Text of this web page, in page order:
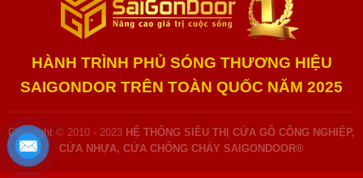
HÀNH TRÌNH PHỦ SÓNG THƯƠNG HIỆU
SAIGONDOR TRÊN TOÀN QUỐC NĂM 2025
Copyright © 2010 - 2023 HỆ THỐNG SIÊU THỊ CỬA GỖ CÔNG NGHIỆP,
CỬA NHỰA, CỬA CHỐNG CHÁY SAIGONDOOR®